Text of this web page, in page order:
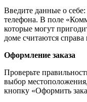
Введите данные о
телефона. В поле
которые могут
доме считаются справа
Оформление заказа
Проверьте
выбор
кнопку «Оформить